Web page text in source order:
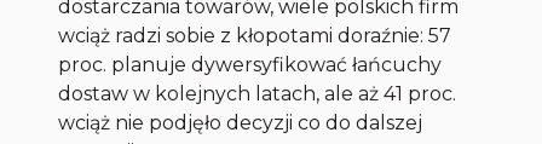
dostarczania towarów, wiele polskich firm
wciąż radzi sobie z kłopotami doraźnie: 57
proc. planuje dywersyfikować łańcuchy
dostaw w kolejnych latach, ale aż 41 proc.
wciąż nie podjęło decyzji co do dalszej